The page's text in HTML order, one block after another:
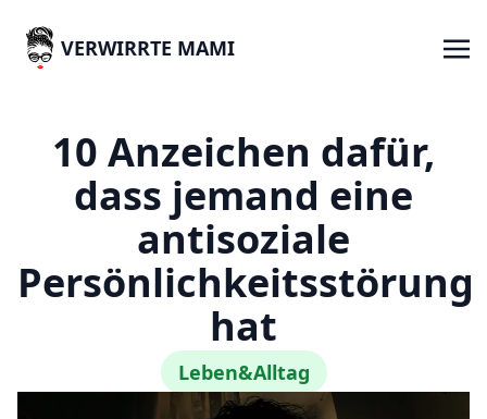
VERWIRRTE MAMI
10 Anzeichen dafür,
dass jemand eine
antisoziale
Persönlichkeitsstörung
hat
Leben&Alltag